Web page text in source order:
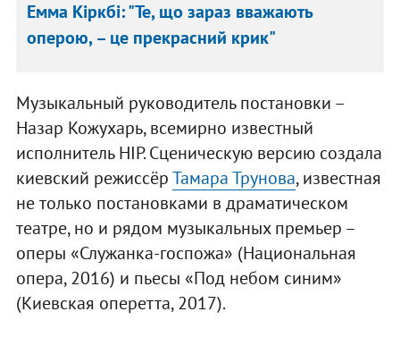
Емма Кіркбі: "Те, що зараз вважають
оперою, – це прекрасний крик"
Музыкальный руководитель постановки –
Назар Кожухарь, всемирно известный
исполнитель НІР. Сценическую версию создала
киевский режиссёрТамара Трунова, известная
не только постановками в драматическом
театре, но и рядом музыкальных премьер –
оперы «Служанка-госпожа» (Национальная
опера, 2016) и пьесы «Под небом синим»
(Киевская оперетта, 2017).